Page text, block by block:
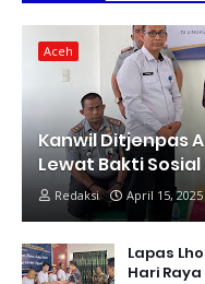
Aceh
Kanwil Ditjenpas
Lewat Bakti
Redaksi April 15, 2025
Lapas
Hari